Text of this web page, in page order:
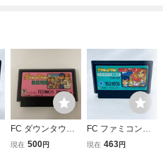
FC ダウンタウン
熱血物語 ソフトの
現在 500円
FC ファミコンソ
フト ダウンタウン
現在 463円